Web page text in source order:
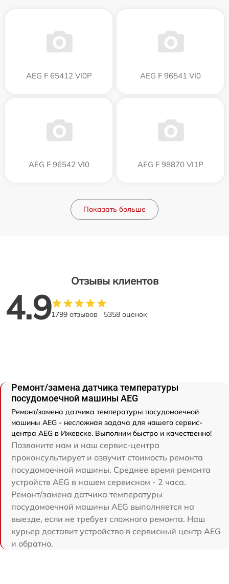
AEG F 65412 VI0P AEG F 96541 VI0
AEG F 96542 VI0 AEG F 98870 VI1P
Показать больше
Отзывы клиентов
4.91799 отзывов 5358 оценок
Ремонт/замена датчика температуры
посудомоечной машины AEG
Ремонт/замена датчика температуры посудомоечной
машины AEG - несложная задача для нашего сервис-
центра AEG в Ижевске. Выполним быстро и качественно!
Позвоните нам и наш сервис-центра
проконсультирует и озвучит стоимость ремонта
посудомоечной машины. Среднее время ремонта
устройств AEG в нашем сервисном - 2 часа.
Ремонт/замена датчика температуры
посудомоечной машины AEG выполняется на
выезде, если не требует сложного ремонта. Наш
курьер доставит устройство в сервисный центр AEG
и обратно.